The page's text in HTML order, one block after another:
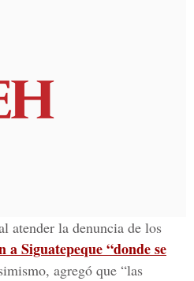
atender la denuncia de los
a Siguatepeque “donde se
agregó que “las